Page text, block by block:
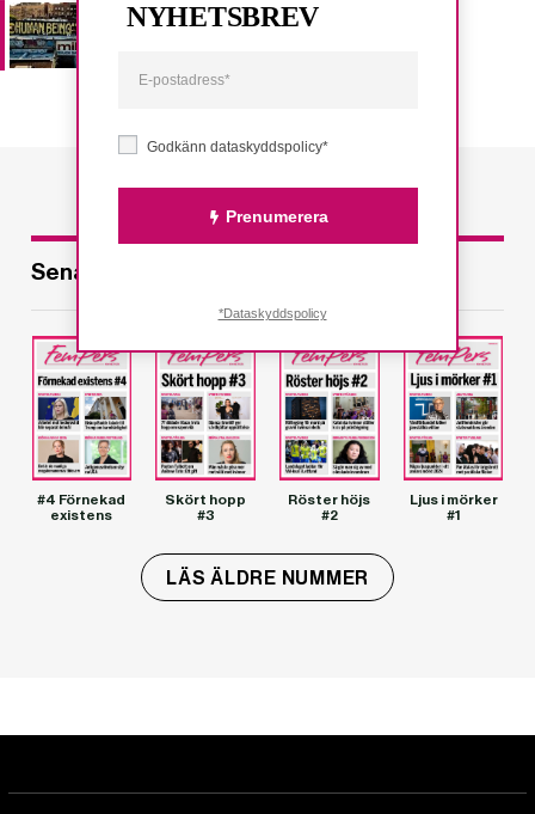
Krossa gränser och tysta rasism
Senaste utgåvorna
#4 Förnekad
existens
Skört hopp
#3
Röster höjs
#2
Ljus i mörker
#1
LÄS ÄLDRE NUMMER
Godkänn dataskyddspolicy*
Prenumerera
NYHETSBREV
*Dataskyddspolicy